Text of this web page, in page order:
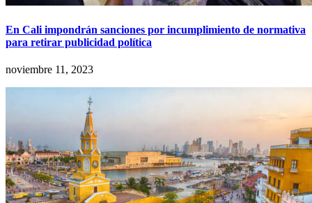
En Cali impondrán sanciones por incumplimiento de normativa
para retirar publicidad política
noviembre 11, 2023